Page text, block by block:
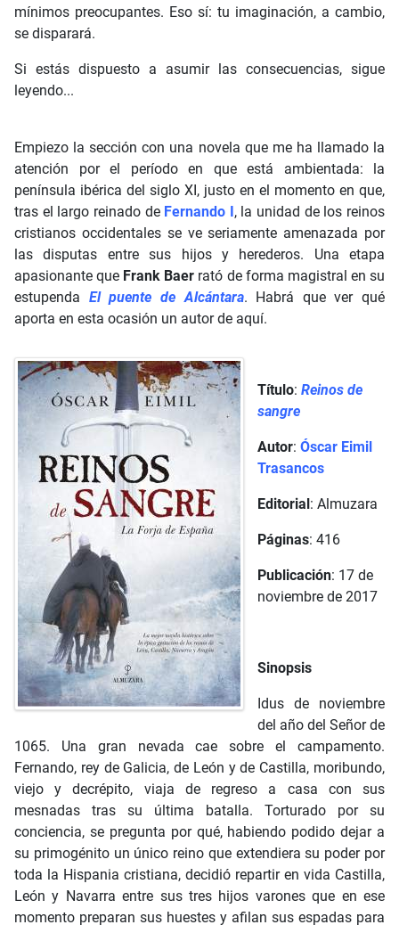
mínimos preocupantes. Eso sí: tu imaginación, a cambio,
se disparará.
Si estás dispuesto a asumir las consecuencias, sigue
leyendo...
Empiezo la sección con una novela que me ha llamado la
atención por el período en que está ambientada: la
península ibérica del siglo XI, justo en el momento en que,
tras el largo reinado de Fernando I, la unidad de los reinos
cristianos occidentales se ve seriamente amenazada por
las disputas entre sus hijos y herederos. Una etapa
apasionante que Frank Baer rató de forma magistral en su
estupenda El puente de Alcántara. Habrá que ver qué
aporta en esta ocasión un autor de aquí.
Título: Reinos de
sangre
Autor: Óscar Eimil
Trasancos
Editorial: Almuzara
Páginas: 416
Publicación: 17 de
noviembre de 2017
Sinopsis
Idus de noviembre
del año del Señor de
1065. Una gran nevada cae sobre el campamento.
Fernando, rey de Galicia, de León y de Castilla, moribundo,
viejo y decrépito, viaja de regreso a casa con sus
mesnadas tras su última batalla. Torturado por su
conciencia, se pregunta por qué, habiendo podido dejar a
su primogénito un único reino que extendiera su poder por
toda la Hispania cristiana, decidió repartir en vida Castilla,
León y Navarra entre sus tres hijos varones que en ese
momento preparan sus huestes y afilan sus espadas para